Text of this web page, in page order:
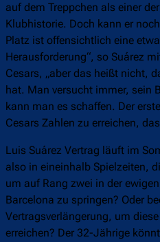
auf dem Treppchen als einer
Klubhistorie. Doch kann er
Platz ist offensichtlich eine
Herausforderung“, so Suárez
Cesars, „aber das heißt nicht,
hat. Man versucht immer, sein
kann man es schaffen. Der
Cesars Zahlen zu erreichen,
Luis Suárez Vertrag läuft im
also in eineinhalb Spielzeiten,
um auf Rang zwei in der
Barcelona zu springen? Oder
Vertragsverlängerung, um
erreichen? Der 32-Jährige